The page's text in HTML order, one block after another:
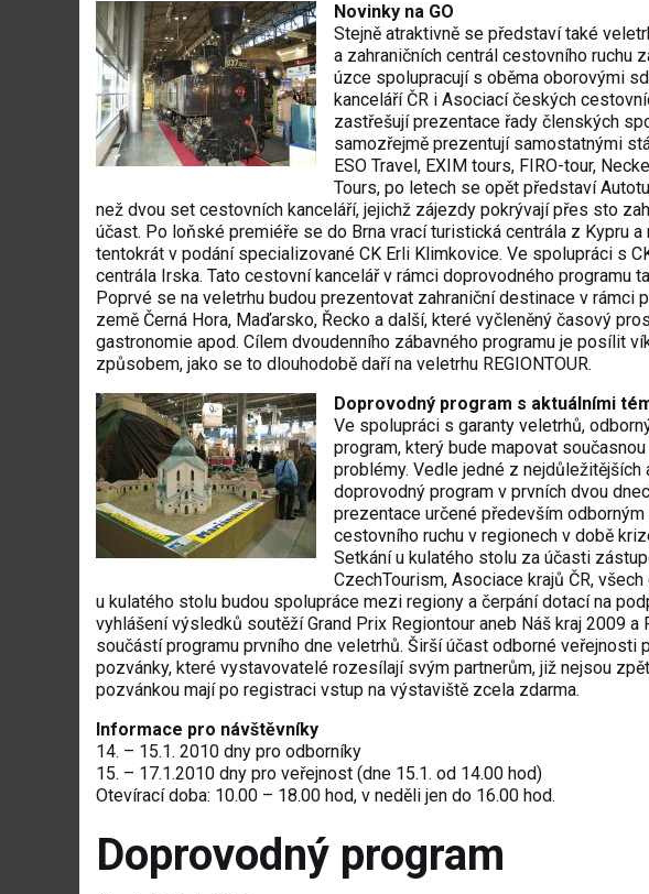
Novinky na GO
Stejně atraktivně se představí také
a zahraničních centrál cestovního ruchu
úzce spolupracují s oběma oborovými
kanceláří ČR i Asociací českých
zastřešují prezentace řady členských
samozřejmě prezentují samostatnými
ESO Travel, EXIM tours, FIRO-tour,
Tours, po letech se opět představí
než dvou set cestovních kanceláří, jejichž zájezdy pokrývají přes sto
účast. Po loňské premiéře se do Brna vrací turistická centrála z Kypru
tentokrát v podání specializované CK Erli Klimkovice. Ve spolupráci s
centrála Irska. Tato cestovní kancelář v rámci doprovodného programu
Poprvé se na veletrhu budou prezentovat zahraniční destinace v
země Černá Hora, Maďarsko, Řecko a další, které vyčleněný časový
gastronomie apod. Cílem dvoudenního zábavného programu je posílit
způsobem, jako se to dlouhodobě daří na veletrhu REGIONTOUR.
Doprovodný program s aktuálními
Ve spolupráci s garanty veletrhů,
program, který bude mapovat
problémy. Vedle jedné z
doprovodný program v prvních dvou
prezentace určené především
cestovního ruchu v regionech v době
Setkání u kulatého stolu za účasti
CzechTourism, Asociace krajů ČR,
u kulatého stolu budou spolupráce mezi regiony a čerpání dotací na
vyhlášení výsledků soutěží Grand Prix Regiontour aneb Náš kraj 2009 a
součástí programu prvního dne veletrhů. Širší účast odborné
pozvánky, které vystavovatelé rozesílají svým partnerům, již nejsou
pozvánkou mají po registraci vstup na výstaviště zcela zdarma.
Informace pro návštěvníky
14. – 15.1. 2010 dny pro odborníky
15. – 17.1.2010 dny pro veřejnost (dne 15.1. od 14.00 hod)
Otevírací doba: 10.00 – 18.00 hod, v neděli jen do 16.00 hod.
Doprovodný program